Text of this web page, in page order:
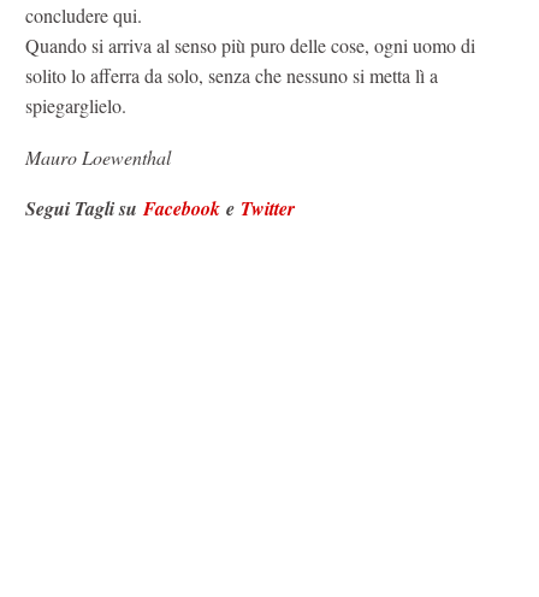
concludere qui.
Quando si arriva al senso più puro delle cose, ogni uomo di
solito lo afferra da solo, senza che nessuno si metta lì a
spiegarglielo.
Mauro Loewenthal
Segui Tagli suFacebook e Twitter